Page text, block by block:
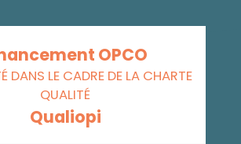
OPCO
DANS LE CADRE DE LA CHARTE
QUALITÉ
Qualiopi